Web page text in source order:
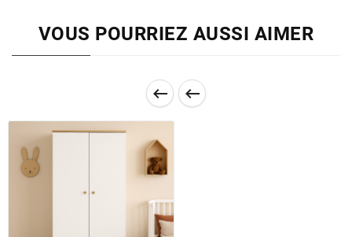
VOUS POURRIEZ AUSSI AIMER
 